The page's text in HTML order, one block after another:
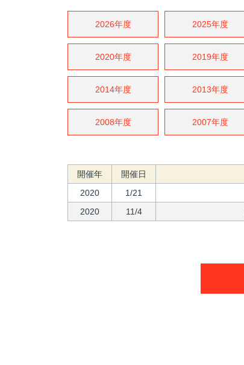
2026年度 2025年度
2020年度 2019年度
2014年度 2013年度
2008年度 2007年度
開催年 開催日
2020
1/21
2020
11/4